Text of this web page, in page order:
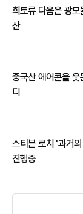
희토류 다음은 광
산
중국산 에어콘을 웃
디
스티븐 로치 '과거
진행중